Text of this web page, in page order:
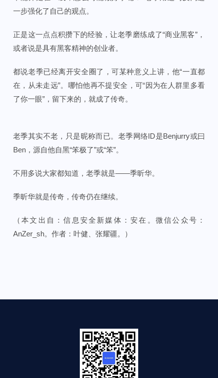
一步强化了自己的观点。
正是这一点点积攒下的经验，让老季磨练成了“商业黑客”，
或者说是具有黑客精神的创业者。
都说老季已经离开安全圈了，可某种意义上讲，他“一直都
在，从未走远”。哪怕他再不提安全，可“因为在人群里多看
了你一眼”，留下来的，就成了传奇。
老季其实不老，只是昵称而已。老季网络ID是Benjurry或曰
Ben，源自他自黑“笨极了”或“笨”。
不用多说大家都知道，老季就是——季昕华。
季昕华就是传奇，传奇仍在继续。
（本文出自：信息安全新媒体：安在。微信公众号：
AnZer_sh。作者：叶健、张耀疆。）